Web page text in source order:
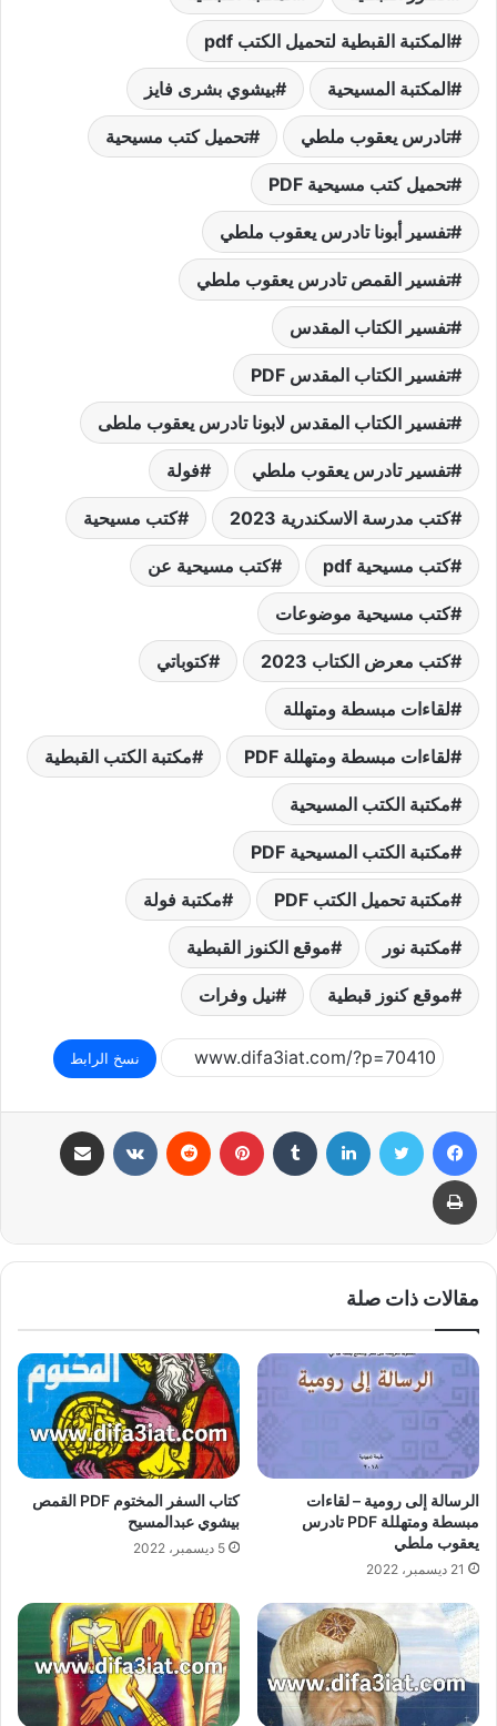
المكتبة القبطية لتحميل الكتب pdf
المكتبة المسيحية بيشوي بشرى فايز
تادرس يعقوب ملطي تحميل كتب مسيحية
تحميل كتب مسيحية PDF
تفسير أبونا تادرس يعقوب ملطي
تفسير القمص تادرس يعقوب ملطي
تفسير الكتاب المقدس
تفسير الكتاب المقدس PDF
تفسير الكتاب المقدس لابونا تادرس يعقوب ملطى
تفسير تادرس يعقوب ملطي فولة
كتب مدرسة الاسكندرية 2023 كتب مسيحية
كتب مسيحية pdf كتب مسيحية عن
كتب مسيحية موضوعات
كتب معرض الكتاب 2023 كتوباتي
لقاءات مبسطة ومتهللة
لقاءات مبسطة ومتهللة PDF مكتبة الكتب القبطية
مكتبة الكتب المسيحية
مكتبة الكتب المسيحية PDF
مكتبة تحميل الكتب PDF مكتبة فولة
مكتبة نور موقع الكنوز القبطية
موقع كنوز قبطية نيل وفرات
نسخ الرابط
فيسبوك تويتر لينكدإن بينتيريست
طباعة
مقالات ذات صلة
الرسالة إلى رومية – لقاءات
مبسطة ومتهللة PDF تادرس
يعقوب ملطي
21 ديسمبر، 2022
كتاب السفر المختوم PDF القمص
بيشوي عبدالمسيح
5 ديسمبر، 2022